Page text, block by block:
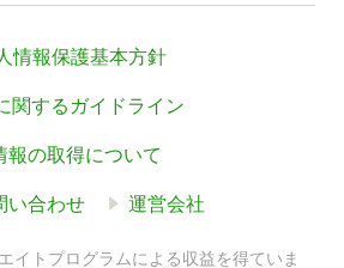
情報保護基本方針
関するガイドライン
報の取得について
い合わせ 運営会社
イトプログラムによる収益を得ていま